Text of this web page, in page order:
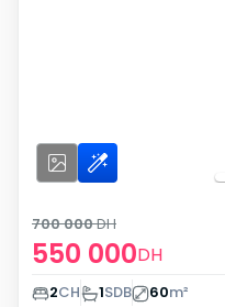
550 000DH
700 000DH
2CH 1SDB 60m²